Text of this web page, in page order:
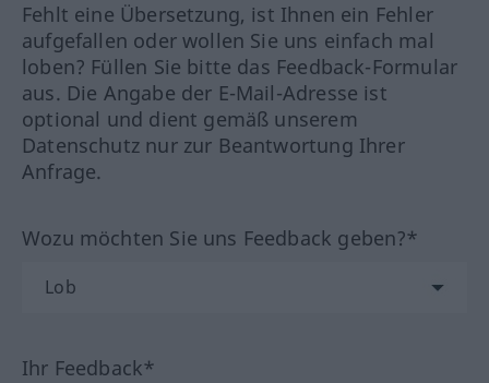
Fehlt eine Übersetzung, ist Ihnen ein Fehler
aufgefallen oder wollen Sie uns einfach mal
loben? Füllen Sie bitte das Feedback-Formular
aus. Die Angabe der E-Mail-Adresse ist
optional und dient gemäß unserem
Datenschutz nur zur Beantwortung Ihrer
Anfrage.
Wozu möchten Sie uns Feedback geben?*
Ihr Feedback*